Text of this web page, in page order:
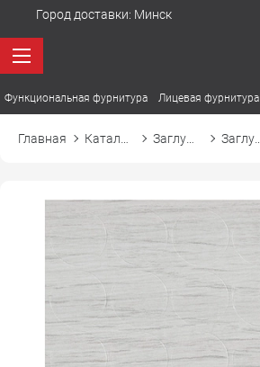
Город доставки: Минск
Функциональная фурнитура Лицевая фурнитура
Главная